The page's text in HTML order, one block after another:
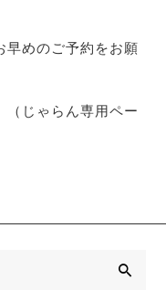
早めのご予約をお願
（じゃらん専用ペー